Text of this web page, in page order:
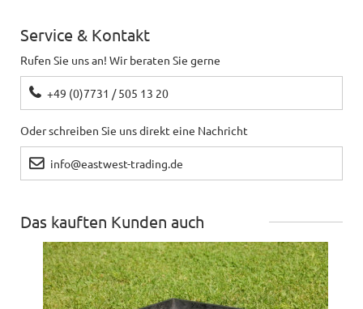
Service & Kontakt
Rufen Sie uns an! Wir beraten Sie gerne
+49 (0)7731 / 505 13 20
Oder schreiben Sie uns direkt eine Nachricht
info@eastwest-trading.de
Das kauften Kunden auch